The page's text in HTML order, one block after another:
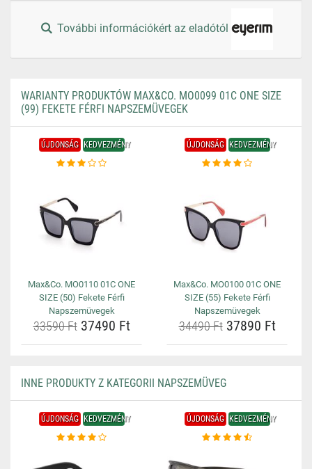
További információkért az eladótól
WARIANTY PRODUKTÓW MAX&CO. MO0099 01C ONE SIZE
(99) FEKETE FÉRFI NAPSZEMÜVEGEK
ÚJDONSÁG KEDVEZMÉNY
Max&Co. MO0110 01C ONE
SIZE (50) Fekete Férfi
Napszemüvegek
33590 Ft37490 Ft
ÚJDONSÁG KEDVEZMÉNY
Max&Co. MO0100 01C ONE
SIZE (55) Fekete Férfi
Napszemüvegek
34490 Ft37890 Ft
INNE PRODUKTY Z KATEGORII NAPSZEMÜVEG
ÚJDONSÁG KEDVEZMÉNY ÚJDONSÁG KEDVEZMÉNY